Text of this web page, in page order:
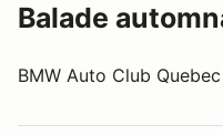
Balade
BMW Auto Club Quebec